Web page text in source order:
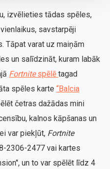
izvēlieties tādas spēles,
savstarpēji
Tāpat varat uz maiņām
un salīdzināt, kuram labāk
Fortnitespēlē tagad
spēles karte “Balcia
četras dažādas mini
kalnos kāpšanas un
var piekļūt, Fortnite
2306-2477 vai kartes
un to var spēlēt līdz 4